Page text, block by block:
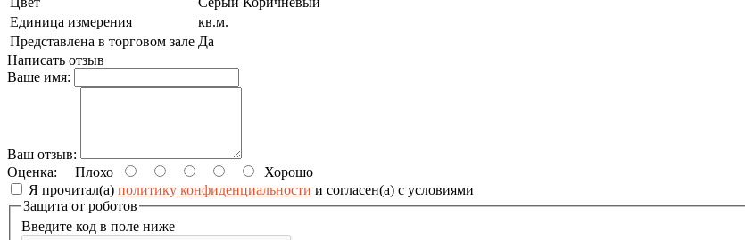
Единица измерения
кв.м.
Представлена в торговом зале Да
Написать отзыв
Ваше имя:
Ваш отзыв:
Оценка: Плохо
Хорошо
Я прочитал(а) политику конфиденциальности и согласен(а) с условиями
Защита от роботов
Введите код в поле ниже